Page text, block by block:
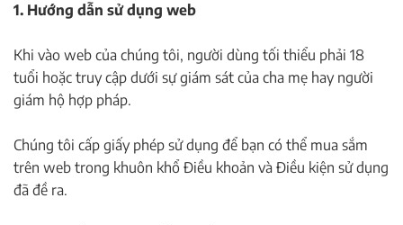
1. Hướng dẫn sử dụng web
Khi vào web của chúng tôi, người dùng tối thiểu phải 18
tuổi hoặc truy cập dưới sự giám sát của cha mẹ hay người
giám hộ hợp pháp.
Chúng tôi cấp giấy phép sử dụng để bạn có thể mua sắm
trên web trong khuôn khổ Điều khoản và Điều kiện sử dụng
đã đề ra.